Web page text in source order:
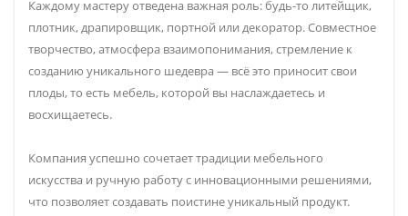
Каждому мастеру отведена важная роль: будь-то литейщик,
плотник, драпировщик, портной или декоратор. Совместное
творчество, атмосфера взаимопонимания, стремление к
созданию уникального шедевра — всё это приносит свои
плоды, то есть мебель, которой вы наслаждаетесь и
восхищаетесь.
Компания успешно сочетает традиции мебельного
искусства и ручную работу с инновационными решениями,
что позволяет создавать поистине уникальный продукт.